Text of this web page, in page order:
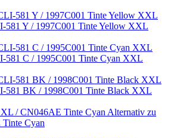
581 Y / 1997C001 Tinte Yellow XXL
581 C / 1995C001 Tinte Cyan XXL
581 BK / 1998C001 Tinte Black XXL
Alternativ zu
Cyan